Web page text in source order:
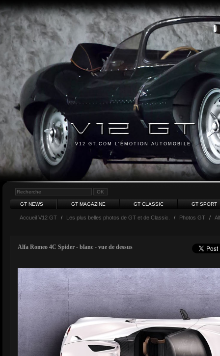
V12 GT.COM L'ÉMOTION AUTOMOBILE
GT NEWS GT MAGAZINE GT CLASSIC GT SPORT
Accueil V12 GT / Les plus belles photos de GT et de Classic. / Photos GT /
Alfa Romeo 4C Spider - blanc - vue de dessus